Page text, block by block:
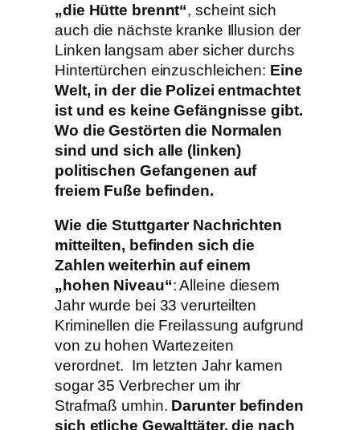
„die Hütte brennt“, scheint sich
auch die nächste kranke Illusion der
Linken langsam aber sicher durchs
Hintertürchen einzuschleichen: Eine
Welt, in der die Polizei entmachtet
ist und es keine Gefängnisse gibt.
Wo die Gestörten die Normalen
sind und sich alle (linken)
politischen Gefangenen auf
freiem Fuße befinden.
Wie die Stuttgarter Nachrichten
mitteilten, befinden sich die
Zahlen weiterhin auf einem
„hohen Niveau“: Alleine diesem
Jahr wurde bei 33 verurteilten
Kriminellen die Freilassung aufgrund
von zu hohen Wartezeiten
verordnet. Im letzten Jahr kamen
sogar 35 Verbrecher um ihr
Strafmaß umhin. Darunter befinden
sich etliche Gewalttäter, die nach